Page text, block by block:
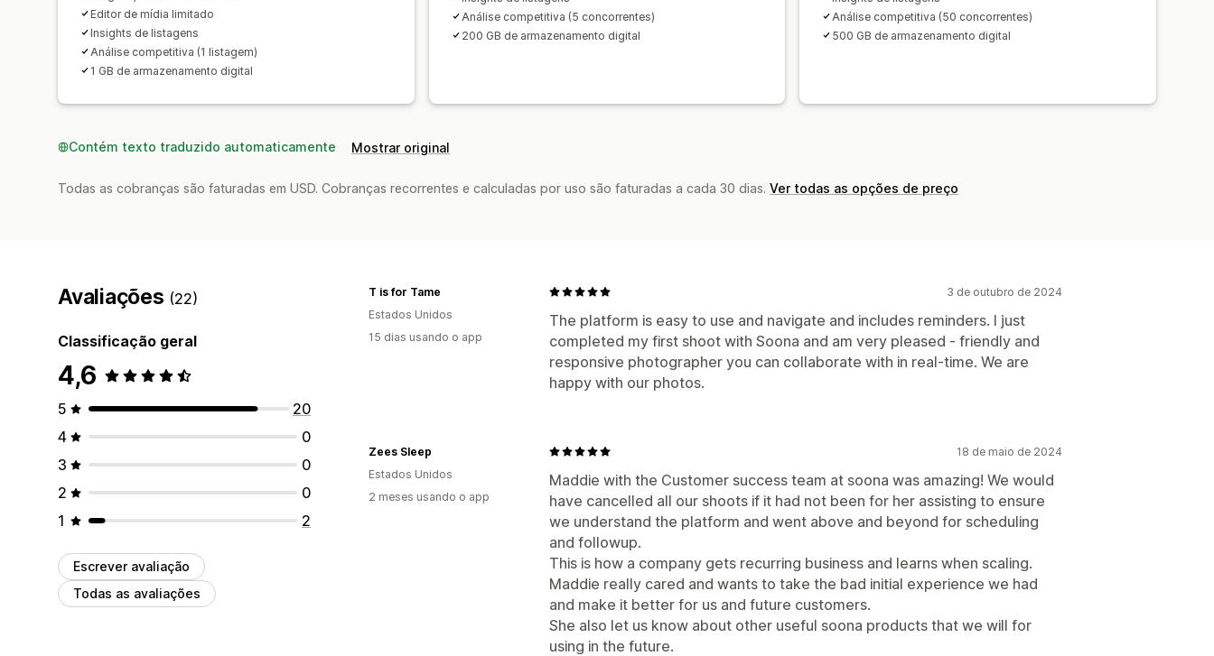
Editor de mídia limitado
Insights de listagens
Análise competitiva (1 listagem)
1 GB de armazenamento digital
Análise competitiva (5 concorrentes)
200 GB de armazenamento digital
Análise competitiva (50 concorrentes)
500 GB de armazenamento digital
Contém texto traduzido automaticamente Mostrar original
Todas as cobranças são faturadas em USD. Cobranças recorrentes e calculadas por uso são faturadas a cada 30 dias. Ver todas as opções de preço
Avaliações (22)
Classificação geral
4,6
5
20
4
0
3
0
2
0
1
2
Escrever avaliação
Todas as avaliações
3 de outubro de 2024
The platform is easy to use and navigate and includes reminders. I just
completed my first shoot with Soona and am very pleased - friendly and
responsive photographer you can collaborate with in real-time. We are
happy with our photos.
T is for Tame
Estados Unidos
15 dias usando o app
18 de maio de 2024
Maddie with the Customer success team at soona was amazing! We would
have cancelled all our shoots if it had not been for her assisting to ensure
we understand the platform and went above and beyond for scheduling
and followup.
This is how a company gets recurring business and learns when scaling.
Maddie really cared and wants to take the bad initial experience we had
and make it better for us and future customers.
She also let us know about other useful soona products that we will for
using in the future.
Zees Sleep
Estados Unidos
2 meses usando o app